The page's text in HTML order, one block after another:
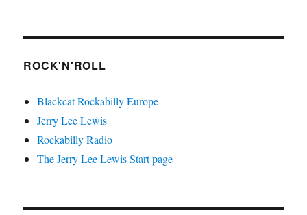
ROCK'N'ROLL
Blackcat Rockabilly Europe
Jerry Lee Lewis
Rockabilly Radio
The Jerry Lee Lewis Start page